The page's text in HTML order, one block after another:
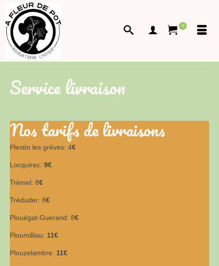
0
Service livraison
Nos tarifs de livraisons
Plestin les grèves: 4€
Locquirec: 9€
Trémel: 8€
Tréduder: 8€
Plouégat-Guerand: 8€
Ploumilliau: 11€
Plouzelambre: 11€